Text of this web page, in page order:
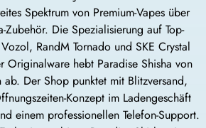
Spektrum von Premium-Vapes über
Zubehör. Die Spezialisierung auf Top-
RandM Tornado und SKE Crystal
Originalware hebt Paradise Shisha von
Der Shop punktet mit Blitzversand,
Konzept im Ladengeschäft
einem professionellen Telefon-Support.